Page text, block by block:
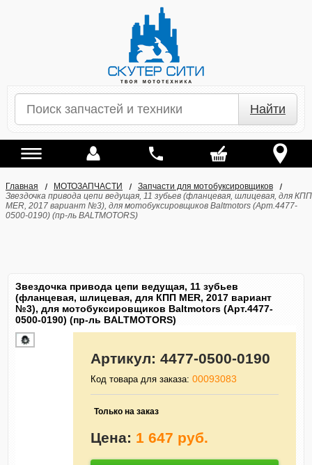
Найти
Главная МОТОЗАПЧАСТИ
Запчасти для мотобуксировщиков
Звездочка привода цепи ведущая, 11 зубьев (фланцевая, шлицевая, для КПП
MER, 2017 вариант №3), для мотобуксировщиков Baltmotors (Арт.4477-
0500-0190) (пр-ль BALTMOTORS)
Звездочка привода цепи ведущая, 11 зубьев
(фланцевая, шлицевая, для КПП MER, 2017 вариант
№3), для мотобуксировщиков Baltmotors (Арт.4477-
0500-0190) (пр-ль BALTMOTORS)
Артикул:4477-0500-0190
Код товара для заказа:00093083
Только на заказ
Цена: 1 647 руб.